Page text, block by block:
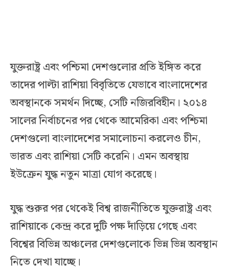
যুক্তরাষ্ট্র এবং পশ্চিমা দেশগুলোর প্রতি ইঙ্গিত করে
তাদের পাল্টা রাশিয়া বিবৃতিতে যেভাবে বাংলাদেশের
অবস্থানকে সমর্থন দিচ্ছে, সেটি নজিরবিহীন। ২০১৪
সালের নির্বাচনের পর থেকে আমেরিকা এবং পশ্চিমা
দেশগুলো বাংলাদেশের সমালোচনা করলেও চীন,
ভারত এবং রাশিয়া সেটি করেনি। এমন অবস্থায়
ইউক্রেন যুদ্ধ নতুন মাত্রা যোগ করেছে।
যুদ্ধ শুরুর পর থেকেই বিশ্ব রাজনীতিতে যুক্তরাষ্ট্র এবং
রাশিয়াকে কেন্দ্র করে দুটি পক্ষ দাঁড়িয়ে গেছে এবং
বিশ্বের বিভিন্ন অঞ্চলের দেশগুলোকে ভিন্ন ভিন্ন অবস্থান
নিতে দেখা যাচ্ছে।